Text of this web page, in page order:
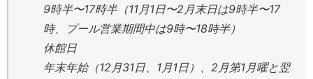
9時半〜17時半（11月1日〜2月末日は9時半〜17
時、プール営業期間中は9時〜18時半）
休館日
年末年始（12月31日、1月1日）、2月第1月曜と翌